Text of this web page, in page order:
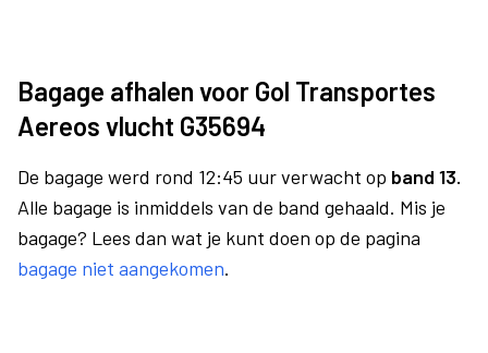
Bagage afhalen voor Gol Transportes
Aereos vlucht G35694
De bagage werd rond 12:45 uur verwacht op band 13.
Alle bagage is inmiddels van de band gehaald. Mis je
bagage? Lees dan wat je kunt doen op de pagina
bagage niet aangekomen.